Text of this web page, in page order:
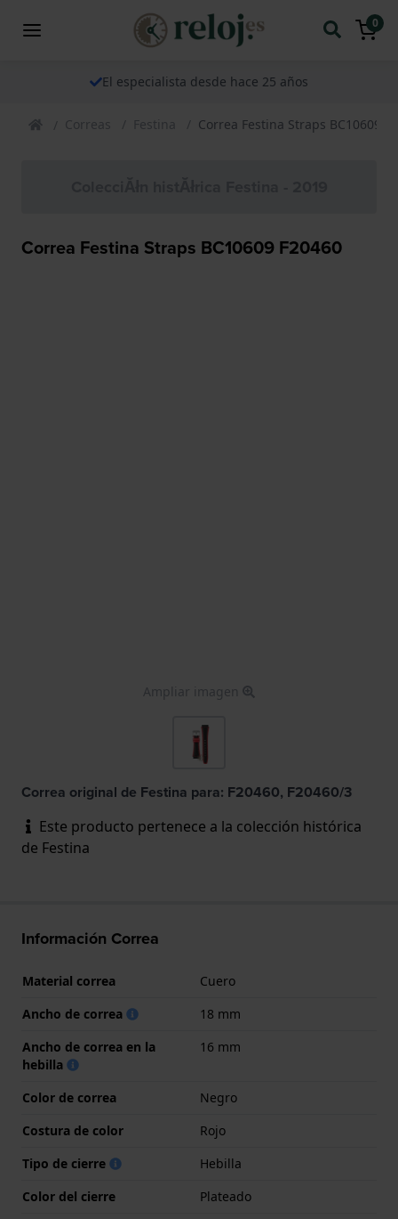
0
El especialista desde hace 25 años
Correas Festina Correa Festina Straps BC10609
Correa Festina Straps BC10609 F20460
Ampliar imagen
Correa original de Festina para: F20460, F20460/3
Este producto pertenece a la colección histórica
de Festina
Información Correa
Material correa
Cuero
Ancho de correa
18 mm
Ancho de correa en la
hebilla
16 mm
Color de correa
Negro
Costura de color
Rojo
Tipo de cierre
Hebilla
Color del cierre
Plateado